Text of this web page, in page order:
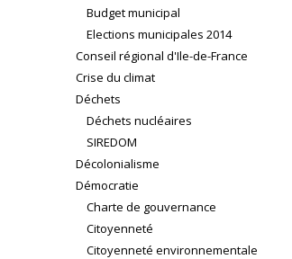
Budget municipal
Elections municipales 2014
Conseil régional d'Ile-de-France
Crise du climat
Déchets
Déchets nucléaires
SIREDOM
Décolonialisme
Démocratie
Charte de gouvernance
Citoyenneté
Citoyenneté environnementale